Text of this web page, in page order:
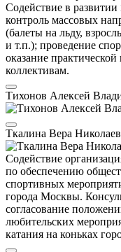
Содействие в
контроль массовых
(балеты на льду,
и т.п.); проведение
оказание
коллективам.
Тихонов Алексей
Ткалина Вера
Содействие
по обеспечению
спортивных
города Москвы.
согласование
любительских
катания на коньках